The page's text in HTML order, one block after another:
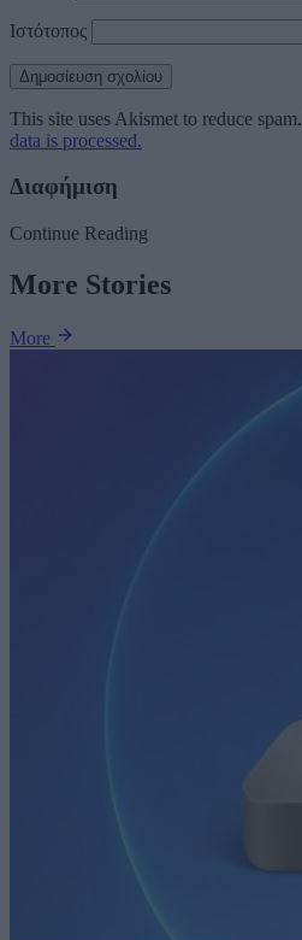
Ιστότοπος
This site uses Akismet to reduce spam.
data is processed.
Διαφήμιση
Continue Reading
More Stories
More